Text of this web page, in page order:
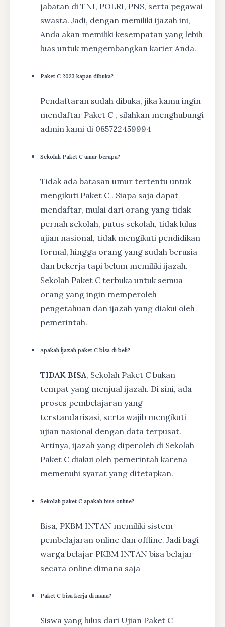
jabatan di TNI, POLRI, PNS, serta pegawai
swasta. Jadi, dengan memiliki ijazah ini,
Anda akan memiliki kesempatan yang lebih
luas untuk mengembangkan karier Anda.
Paket C 2023 kapan dibuka?
Pendaftaran sudah dibuka, jika kamu ingin
mendaftar Paket C , silahkan menghubungi
admin kami di 085722459994
Sekolah Paket C umur berapa?
Tidak ada batasan umur tertentu untuk
mengikuti Paket C . Siapa saja dapat
mendaftar, mulai dari orang yang tidak
pernah sekolah, putus sekolah, tidak lulus
ujian nasional, tidak mengikuti pendidikan
formal, hingga orang yang sudah berusia
dan bekerja tapi belum memiliki ijazah.
Sekolah Paket C terbuka untuk semua
orang yang ingin memperoleh
pengetahuan dan ijazah yang diakui oleh
pemerintah.
Apakah ijazah paket C bisa di beli?
TIDAK BISA, Sekolah Paket C bukan
tempat yang menjual ijazah. Di sini, ada
proses pembelajaran yang
terstandarisasi, serta wajib mengikuti
ujian nasional dengan data terpusat.
Artinya, ijazah yang diperoleh di Sekolah
Paket C diakui oleh pemerintah karena
memenuhi syarat yang ditetapkan.
Sekolah paket C apakah bisa online?
Bisa, PKBM INTAN memiliki sistem
pembelajaran online dan offline. Jadi bagi
warga belajar PKBM INTAN bisa belajar
secara online dimana saja
Paket C bisa kerja di mana?
Siswa yang lulus dari Ujian Paket C